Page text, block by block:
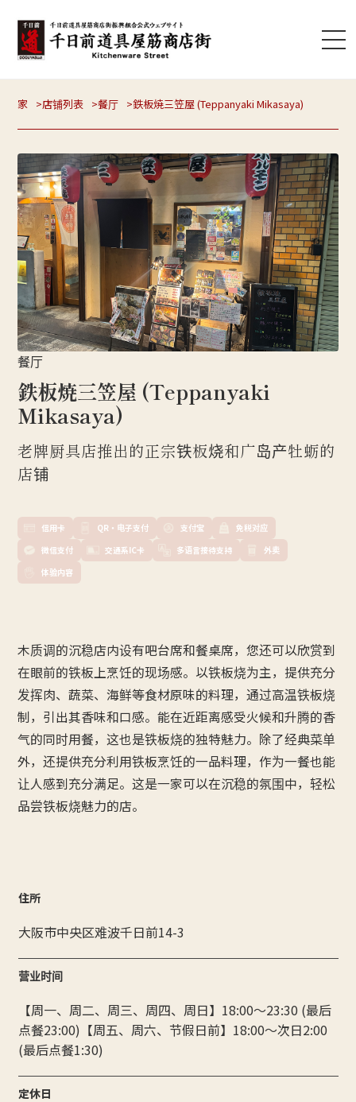
家 店铺列表 餐厅 鉄板焼三笠屋 (Teppanyaki Mikasaya)
餐厅
鉄板焼三笠屋 (Teppanyaki
Mikasaya)
老牌厨具店推出的正宗铁板烧和广岛产牡蛎的
店铺
信用卡 QR・电子支付 支付宝
免税对应
微信支付
交通系IC卡 多语言接待支持
外卖
体验内容
木质调的沉稳店内设有吧台席和餐桌席，您还可以欣赏到
在眼前的铁板上烹饪的现场感。以铁板烧为主，提供充分
发挥肉、蔬菜、海鲜等食材原味的料理，通过高温铁板烧
制，引出其香味和口感。能在近距离感受火候和升腾的香
气的同时用餐，这也是铁板烧的独特魅力。除了经典菜单
外，还提供充分利用铁板烹饪的一品料理，作为一餐也能
让人感到充分满足。这是一家可以在沉稳的氛围中，轻松
品尝铁板烧魅力的店。
住所
大阪市中央区难波千日前14-3
营业时间
【周一、周二、周三、周四、周日】18:00〜23:30 (最后
点餐23:00)【周五、周六、节假日前】18:00〜次日2:00
(最后点餐1:30)
定休日